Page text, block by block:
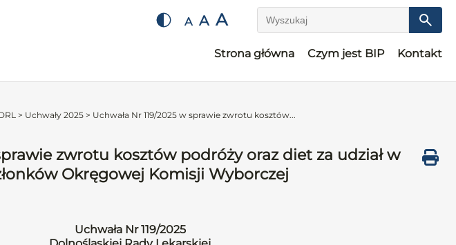
A A A Wyszukaj
Strona główna Czym jest BIP Kontakt
> Uchwały 2025 > Uchwała Nr 119/2025 w sprawie zwrotu kosztów...
zwrotu kosztów podróży oraz diet za udział w
Okręgowej Komisji Wyborczej
Uchwała Nr 119/2025